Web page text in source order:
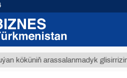
arassalanmadyk glisirrizin